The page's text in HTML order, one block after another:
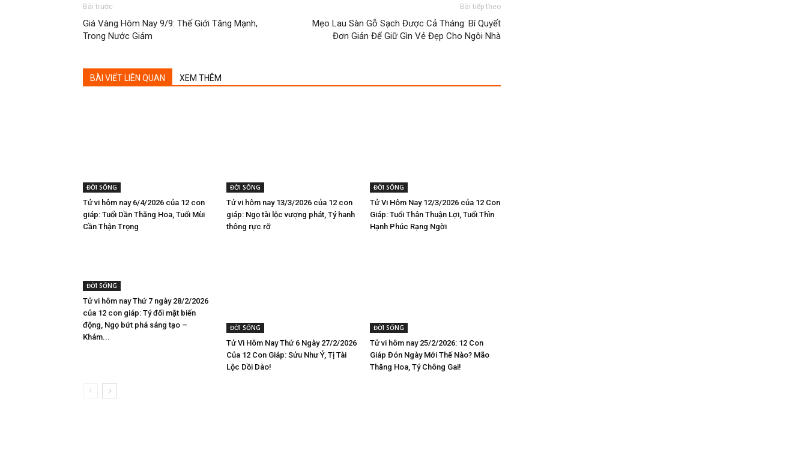
Bài trước
Giá Vàng Hôm Nay 9/9: Thế Giới Tăng Mạnh,
Trong Nước Giảm
Bài tiếp theo
Mẹo Lau Sàn Gỗ Sạch Được Cả Tháng: Bí Quyết
Đơn Giản Để Giữ Gìn Vẻ Đẹp Cho Ngôi Nhà
BÀI VIẾT LIÊN QUAN XEM THÊM
ĐỜI SỐNG
Tử vi hôm nay 6/4/2026 của 12 con
giáp: Tuổi Dần Thăng Hoa, Tuổi Mùi
Cần Thận Trọng
ĐỜI SỐNG
Tử vi hôm nay 13/3/2026 của 12 con
giáp: Ngọ tài lộc vượng phát, Tý hanh
thông rực rỡ
ĐỜI SỐNG
Tử Vi Hôm Nay 12/3/2026 của 12 Con
Giáp: Tuổi Thân Thuận Lợi, Tuổi Thìn
Hạnh Phúc Rạng Ngời
ĐỜI SỐNG
Tử vi hôm nay Thứ 7 ngày 28/2/2026
của 12 con giáp: Tý đối mặt biến
động, Ngọ bứt phá sáng tạo –
Khám...
ĐỜI SỐNG
Tử Vi Hôm Nay Thứ 6 Ngày 27/2/2026
Của 12 Con Giáp: Sửu Như Ý, Tị Tài
Lộc Dồi Dào!
ĐỜI SỐNG
Tử vi hôm nay 25/2/2026: 12 Con
Giáp Đón Ngày Mới Thế Nào? Mão
Thăng Hoa, Tý Chông Gai!